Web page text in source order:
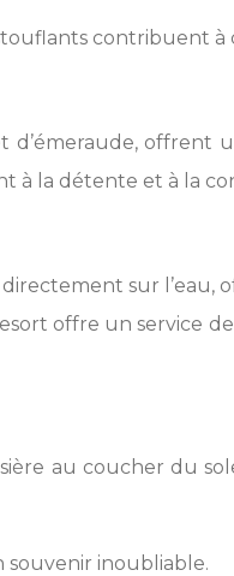
contribuent
la détente et à la
sur
offre un
au coucher du
souvenir inoubliable.